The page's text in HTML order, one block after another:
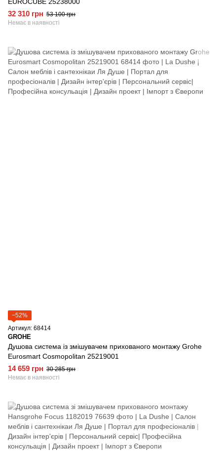
32 310 грн 53 100 грн
Немає в наявності
−52%
Артикул: 68414
GROHE
Душова система із змішувачем прихованого монтажу Grohe
Eurosmart Cosmopolitan 25219001
14 659 грн 30 285 грн
Немає в наявності